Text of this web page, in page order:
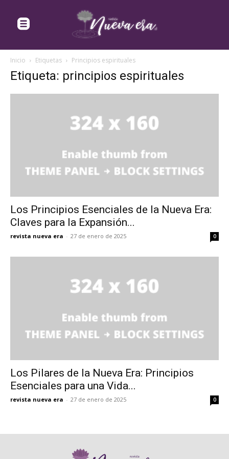
Inicio Etiquetas Principios espirituales
Etiqueta: principios espirituales
Los Principios Esenciales de la Nueva Era:
Claves para la Expansión...
revista nueva era - 27 de enero de 2025 0
Los Pilares de la Nueva Era: Principios
Esenciales para una Vida...
revista nueva era - 27 de enero de 2025 0